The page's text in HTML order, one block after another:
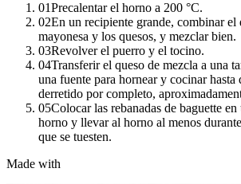
01Precalentar el horno a 200 °C.
02En un recipiente grande, combinar el
mayonesa y los quesos, y mezclar bien.
03Revolver el puerro y el tocino.
04Transferir el queso de mezcla a una
una fuente para hornear y cocinar hasta
derretido por completo,
05Colocar las rebanadas de baguette
horno y llevar al horno al menos
que se tuesten.
Made with